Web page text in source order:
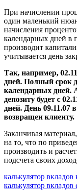
При начислении
один маленький
начисления
календарных дней в
производит
учитывается день
Так, например,
дней. Полный срок
календарных дней.
депозиту будет с
дней. День 09.11.07
возвращен клиенту.
Заканчивая
на то, что по
производить и
подсчета своих
калькулятор вкладов
калькулятор